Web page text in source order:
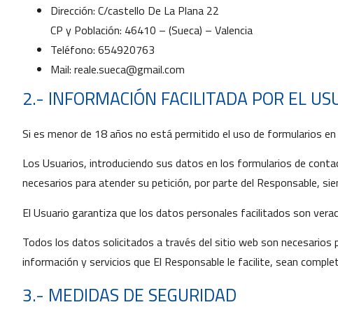
Dirección: C/castello De La Plana 22
CP y Población: 46410 – (Sueca) – Valencia
Teléfono: 654920763
Mail: reale.sueca@gmail.com
2.- INFORMACIÓN FACILITADA POR EL
Si es menor de 18 años no está permitido el uso de formularios
Los Usuarios, introduciendo sus datos en los formularios de
necesarios para atender su petición, por parte del Responsable,
El Usuario garantiza que los datos personales facilitados son
Todos los datos solicitados a través del sitio web son
información y servicios que El Responsable le facilite, sean
3.- MEDIDAS DE SEGURIDAD